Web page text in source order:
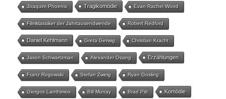
Joaquim Phoenix Tragikomödie Evan Rachel Wood
Filmklassiker der Jahrtausendwende Robert Redford
Daniel Kehlmann Greta Gerwig Christian Kracht
Jason Schwartzman Alexander Osang Erzählungen
Franz Rogowski Stefan Zweig Ryan Gosling
Giorgos Lanthimos Bill Murray Brad Pitt Komödie